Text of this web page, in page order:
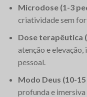
Microdose (1-3
criatividade sem
Dose terapêutica
atenção e
pessoal.
Modo Deus (10-
profunda e